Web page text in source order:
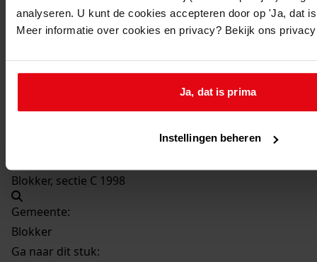
analyseren. U kunt de cookies accepteren door op 'Ja, dat
Meer informatie over cookies en privacy? Bekijk ons
Ja, dat is prima
Instellingen beheren
Bouw van een dakkapel
Datum vergunning:
Adres:
Blokker, Coxlaan 4
Blokker, sectie C 1998
Gemeente:
Blokker
Ga naar dit stuk: